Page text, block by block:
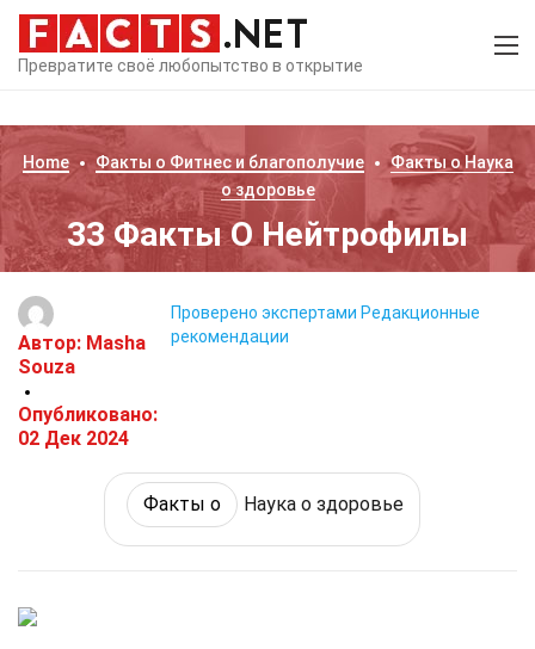
Превратите своё любопытство в открытие
Home Факты о Фитнес и благополучие Факты о Наука
о здоровье
33 Факты О Нейтрофилы
Автор: Masha
Souza
Опубликовано:
02 Дек 2024
Проверено экспертами Редакционные
рекомендации
Факты о Наука о здоровье